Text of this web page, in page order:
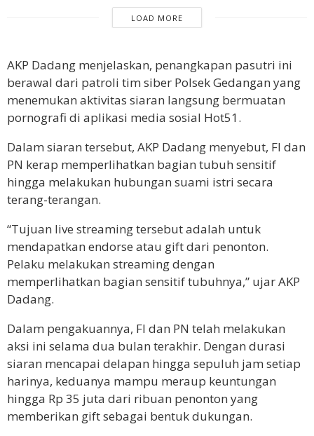
LOAD MORE
AKP Dadang menjelaskan, penangkapan pasutri ini
berawal dari patroli tim siber Polsek Gedangan yang
menemukan aktivitas siaran langsung bermuatan
pornografi di aplikasi media sosial Hot51.
Dalam siaran tersebut, AKP Dadang menyebut, FI dan
PN kerap memperlihatkan bagian tubuh sensitif
hingga melakukan hubungan suami istri secara
terang-terangan.
“Tujuan live streaming tersebut adalah untuk
mendapatkan endorse atau gift dari penonton.
Pelaku melakukan streaming dengan
memperlihatkan bagian sensitif tubuhnya,” ujar AKP
Dadang.
Dalam pengakuannya, FI dan PN telah melakukan
aksi ini selama dua bulan terakhir. Dengan durasi
siaran mencapai delapan hingga sepuluh jam setiap
harinya, keduanya mampu meraup keuntungan
hingga Rp 35 juta dari ribuan penonton yang
memberikan gift sebagai bentuk dukungan.